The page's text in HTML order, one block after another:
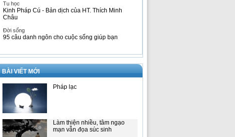
Tu học
Kinh Pháp Cú - Bản dịch của HT. Thích Minh
Châu
Đời sống
95 câu danh ngôn cho cuộc sống giúp bạn
BÀI VIẾT MỚI
Pháp lạc
Làm thiện nhiều, tâm ngạo
mạn vẫn đọa súc sinh